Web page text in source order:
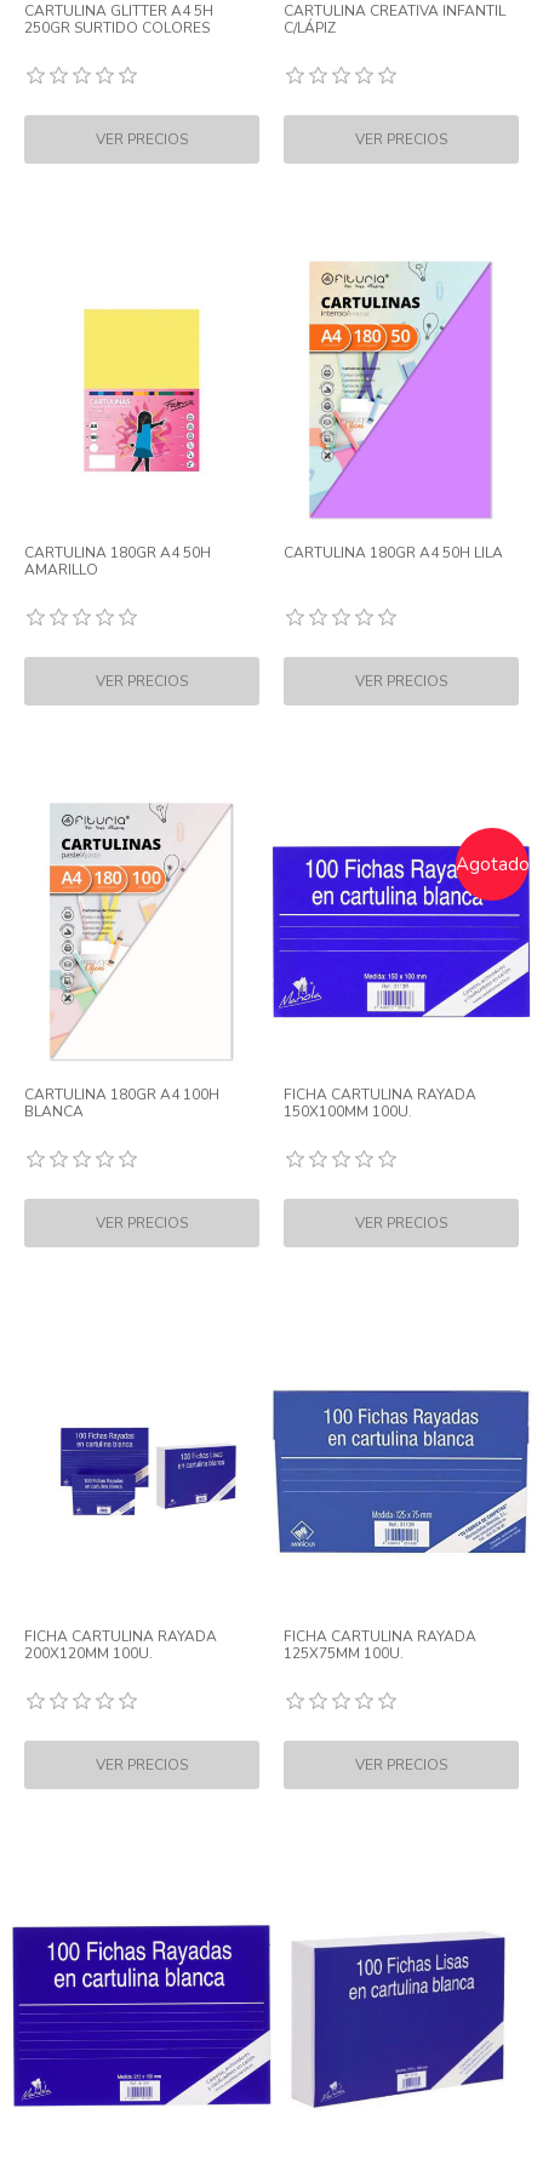
CARTULINA GLITTER A4 5H
250GR SURTIDO COLORES
CARTULINA CREATIVA INFANTIL
C/LÁPIZ
CARTULINA 180GR A4 50H
AMARILLO
CARTULINA 180GR A4 50H LILA
CARTULINA 180GR A4 100H
BLANCA
Agotado
FICHA CARTULINA RAYADA
150X100MM 100U.
FICHA CARTULINA RAYADA
200X120MM 100U.
FICHA CARTULINA RAYADA
125X75MM 100U.